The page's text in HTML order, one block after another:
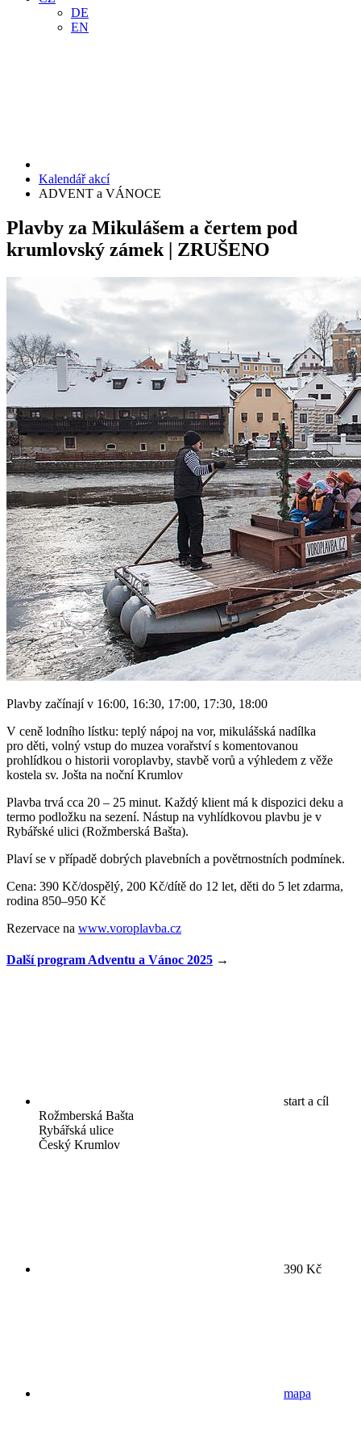
DE
EN
Kalendář akcí
ADVENT a VÁNOCE
Plavby za Mikulášem a čertem pod
krumlovský zámek | ZRUŠENO
Plavby začínají v 16:00, 16:30, 17:00, 17:30, 18:00
V ceně lodního lístku: teplý nápoj na vor, mikulášská nadílka
pro děti, volný vstup do muzea vorařství s komentovanou
prohlídkou o historii voroplavby, stavbě vorů a výhledem z věže
kostela sv. Jošta na noční Krumlov
Plavba trvá cca 20 – 25 minut. Každý klient má k dispozici deku a
termo podložku na sezení. Nástup na vyhlídkovou plavbu je v
Rybářské ulici (Rožmberská Bašta).
Plaví se v případě dobrých plavebních a povětrnostních podmínek.
Cena: 390 Kč/dospělý, 200 Kč/dítě do 12 let, děti do 5 let zdarma,
rodina 850–950 Kč
Rezervace na www.voroplavba.cz
Další program Adventu a Vánoc 2025 →
start a cíl
Rožmberská Bašta
Rybářská ulice
Český Krumlov
390 Kč
mapa